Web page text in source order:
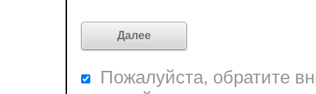
Пожалуйста, обратите